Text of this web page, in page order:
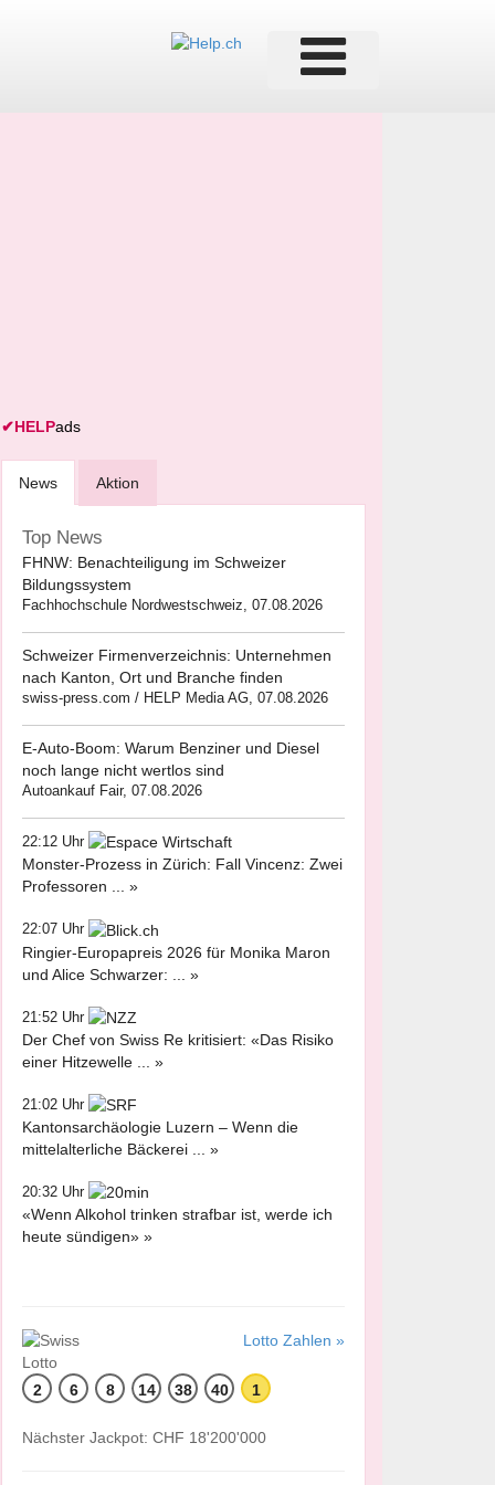
✔HELPads
News Aktion
Top News
FHNW: Benachteiligung im Schweizer
Bildungssystem
Fachhochschule Nordwestschweiz, 07.08.2026
Schweizer Firmenverzeichnis: Unternehmen
nach Kanton, Ort und Branche finden
swiss-press.com / HELP Media AG, 07.08.2026
E-Auto-Boom: Warum Benziner und Diesel
noch lange nicht wertlos sind
Autoankauf Fair, 07.08.2026
22:12 Uhr
Monster-Prozess in Zürich: Fall Vincenz: Zwei
Professoren ... »
22:07 Uhr
Ringier-Europapreis 2026 für Monika Maron
und Alice Schwarzer: ... »
21:52 Uhr
Der Chef von Swiss Re kritisiert: «Das Risiko
einer Hitzewelle ... »
21:02 Uhr
Kantonsarchäologie Luzern – Wenn die
mittelalterliche Bäckerei ... »
20:32 Uhr
«Wenn Alkohol trinken strafbar ist, werde ich
heute sündigen» »
Lotto Zahlen »
2 6 8 14 38 40 1
Nächster Jackpot: CHF 18'200'000